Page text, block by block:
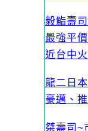
毅鮨壽
最強平
近台中
龍二日
豪邁、
桀壽司~